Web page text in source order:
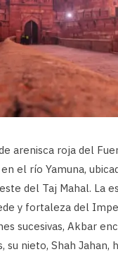
arenisca roja del
el río Yamuna,
del Taj Mahal. La
y fortaleza del
sucesivas, Akbar
su nieto, Shah Jahan,